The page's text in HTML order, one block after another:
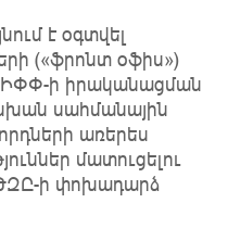
է օգտվել
(«ֆրոնտ օֆիս»)
ի իրականացման
սահմանային
առերես
մատուցելու
ի փոխադարձ